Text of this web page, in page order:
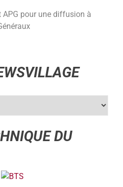
APG pour une diffusion à
DU